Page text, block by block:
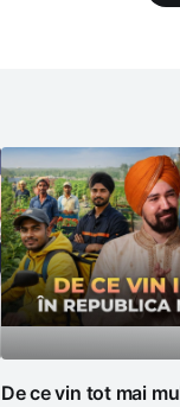
De ce vin tot mai